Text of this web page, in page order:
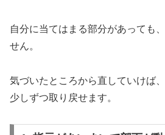
自分に当てはまる部分があっても
せん。
気づいたところから直していけば
少しずつ取り戻せます。